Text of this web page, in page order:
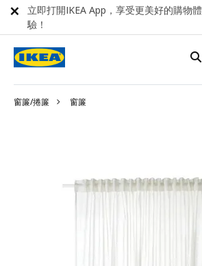
窗簾/捲簾 窗簾
立即打開IKEA App，享受更美好的購物體
驗！